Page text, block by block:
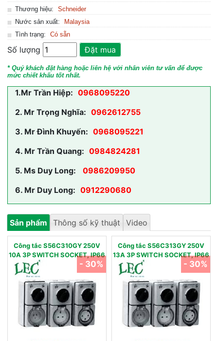
Thương hiệu:
Schneider
Nước sản xuất:
Malaysia
Tình trạng:
Có sẵn
Số lượng Đặt mua
* Quý khách đặt hàng hoặc liên hệ với nhân viên tư vấn để được
mức chiết khấu tốt nhất.
1.Mr Trần Hiệp: 0968095220
2. Mr Trọng Nghĩa: 0962612755
3. Mr Đình Khuyến: 0968095221
4. Mr Trần Quang: 0984824281
5. Ms Duy Long:
0986209950
6. Mr Duy Long: 0912290680
Sản phẩm Thông số kỹ thuật Video
Công tắc S56C310GY 250V
10A 3P SWITCH SOCKET, IP66
- 30%
Công tắc S56C313GY 250V
13A 3P SWITCH SOCKET, IP66
- 30%